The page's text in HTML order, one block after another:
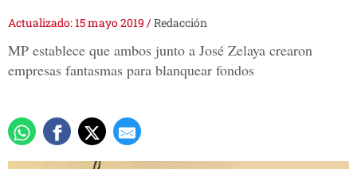
Actualizado: 15 mayo 2019 /Redacción
MP establece que ambos junto a José Zelaya crearon
empresas fantasmas para blanquear fondos